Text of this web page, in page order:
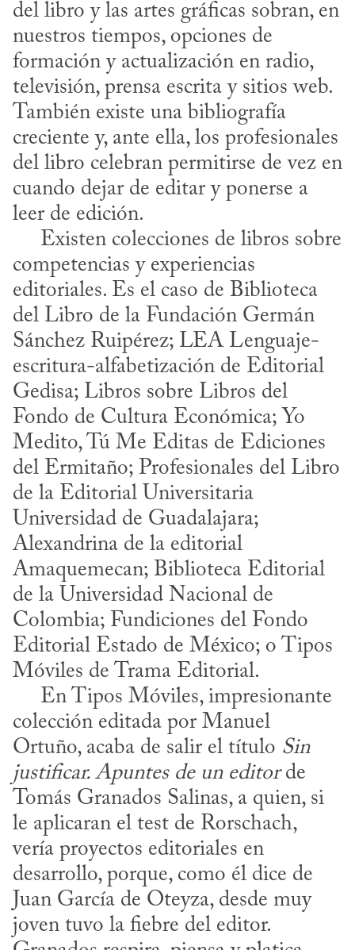
del libro y las artes gráficas sobran, en
nuestros tiempos, opciones de
formación y actualización en radio,
televisión, prensa escrita y sitios web.
También existe una bibliografía
creciente y, ante ella, los profesionales
del libro celebran permitirse de vez en
cuando dejar de editar y ponerse a
leer de edición.
competencias y experiencias
editoriales. Es el caso de Biblioteca
del Libro de la Fundación Germán
Sánchez Ruipérez; LEA Lenguaje-
escritura-alfabetización de Editorial
Gedisa; Libros sobre Libros del
Fondo de Cultura Económica; Yo
Medito, Tú Me Editas de Ediciones
del Ermitaño; Profesionales del Libro
de la Editorial Universitaria
Universidad de Guadalajara;
Alexandrina de la editorial
Amaquemecan; Biblioteca Editorial
de la Universidad Nacional de
Colombia; Fundiciones del Fondo
Editorial Estado de México; o Tipos
Móviles de Trama Editorial.
colección editada por Manuel
Ortuño, acaba de salir el título Sin
justificar. Apuntes de un editor de
Tomás Granados Salinas, a quien, si
le aplicaran el test de Rorschach,
vería proyectos editoriales en
desarrollo, porque, como él dice de
Juan García de Oteyza, desde muy
joven tuvo la fiebre del editor.